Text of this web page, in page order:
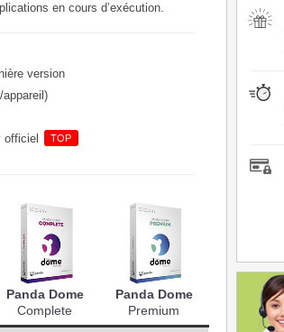
en cours d’exécution.
version
officiel
TOP
Panda Dome
Complete
Panda Dome
Premium